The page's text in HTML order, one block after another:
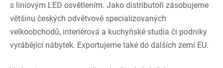
s liniovým LED osvětlením. Jako distributoři zásobujeme
většinu českých odvětvově specializovaných
velkoobchodů, interiérová a kuchyňské studia či podniky
vyrábějící nábytek. Exportujeme také do dalších zemí EU.